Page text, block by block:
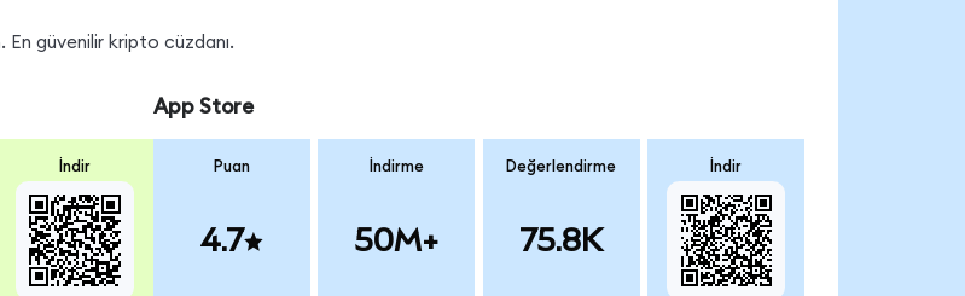
En güvenilir kripto cüzdanı.
İndir
App Store
Puan
4.7
İndirme
50M+
Değerlendirme
75.8K
İndir